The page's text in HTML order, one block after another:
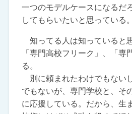
一つのモデルケースになるだ
してもらいたいと思っている。
知ってる人は知っていると
「専門高校フリーク」、「専
る。
別に頼まれたわけでもない
でもないが、専門学校と、そ
に応援している。だから、生